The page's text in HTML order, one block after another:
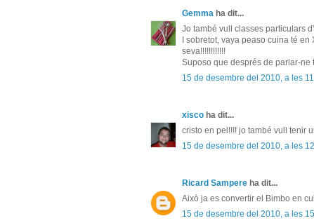
Gemma ha dit...
Jo també vull classes particulars
I sobretot, vaya peaso cuina té
seva!!!!!!!!!!!!
Suposo que després de parlar-ne
15 de desembre del 2010, a les
xisco ha dit...
cristo en pel!!!! jo també vull tenir
15 de desembre del 2010, a les
Ricard Sampere ha dit...
Això ja es convertir el Bimbo en
15 de desembre del 2010, a les